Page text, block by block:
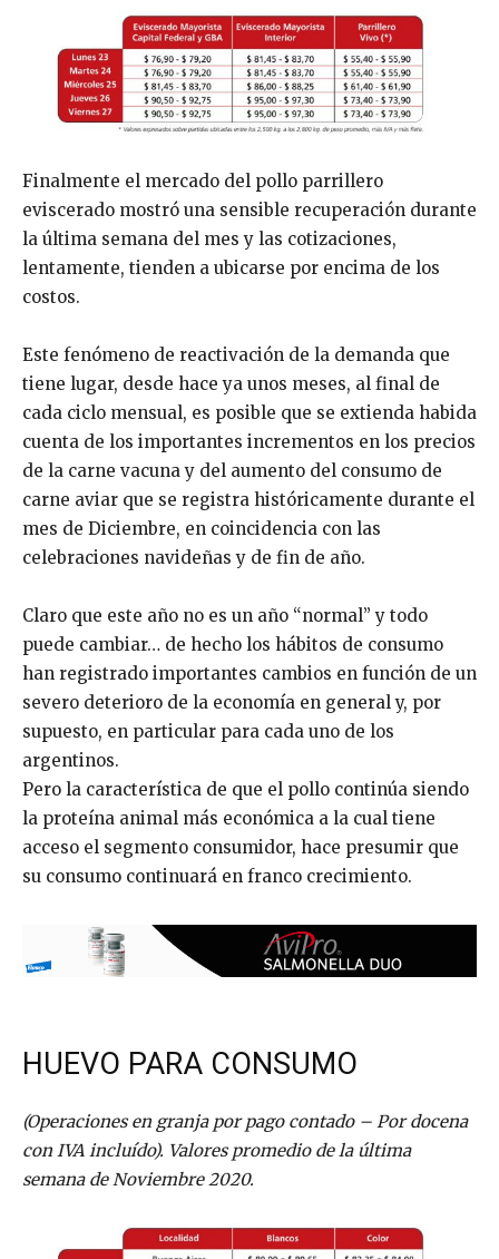
Finalmente el mercado del pollo parrillero
eviscerado mostró una sensible recuperación durante
la última semana del mes y las cotizaciones,
lentamente, tienden a ubicarse por encima de los
costos.
Este fenómeno de reactivación de la demanda que
tiene lugar, desde hace ya unos meses, al final de
cada ciclo mensual, es posible que se extienda habida
cuenta de los importantes incrementos en los precios
de la carne vacuna y del aumento del consumo de
carne aviar que se registra históricamente durante el
mes de Diciembre, en coincidencia con las
celebraciones navideñas y de fin de año.
Claro que este año no es un año “normal” y todo
puede cambiar… de hecho los hábitos de consumo
han registrado importantes cambios en función de un
severo deterioro de la economía en general y, por
supuesto, en particular para cada uno de los
argentinos.
Pero la característica de que el pollo continúa siendo
la proteína animal más económica a la cual tiene
acceso el segmento consumidor, hace presumir que
su consumo continuará en franco crecimiento.
HUEVO PARA CONSUMO
(Operaciones en granja por pago contado – Por docena
con IVA incluído). Valores promedio de la última
semana de Noviembre 2020.